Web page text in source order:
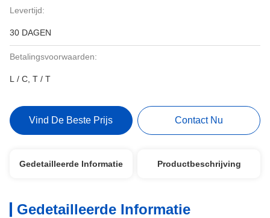
Levertijd:
30 DAGEN
Betalingsvoorwaarden:
L / C, T / T
Vind De Beste Prijs Contact Nu
Gedetailleerde Informatie Productbeschrijving
Gedetailleerde Informatie